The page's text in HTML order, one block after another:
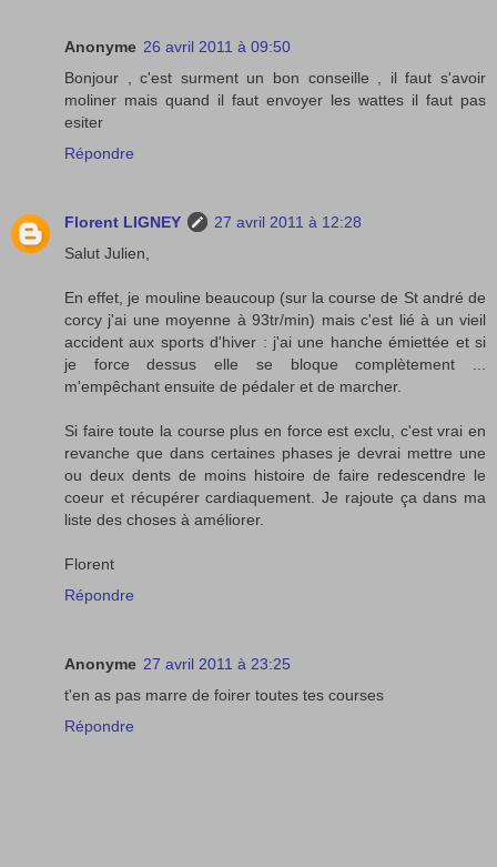
Anonyme 26 avril 2011 à 09:50
Bonjour , c'est surment un bon conseille , il faut s'avoir
moliner mais quand il faut envoyer les wattes il faut pas
esiter
Répondre
Florent LIGNEY
27 avril 2011 à 12:28
Salut Julien,
En effet, je mouline beaucoup (sur la course de St andré de
corcy j'ai une moyenne à 93tr/min) mais c'est lié à un vieil
accident aux sports d'hiver : j'ai une hanche émiettée et si
je force dessus elle se bloque complètement ...
m'empêchant ensuite de pédaler et de marcher.
Si faire toute la course plus en force est exclu, c'est vrai en
revanche que dans certaines phases je devrai mettre une
ou deux dents de moins histoire de faire redescendre le
coeur et récupérer cardiaquement. Je rajoute ça dans ma
liste des choses à améliorer.
Florent
Répondre
Anonyme 27 avril 2011 à 23:25
t'en as pas marre de foirer toutes tes courses
Répondre